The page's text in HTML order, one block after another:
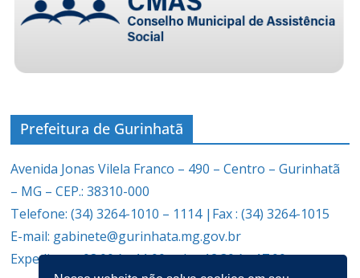
Prefeitura de Gurinhatã
Avenida Jonas Vilela Franco – 490 – Centro – Gurinhatã
– MG – CEP.: 38310-000
Telefone: (34) 3264-1010 – 1114 |Fax : (34) 3264-1015
E-mail: gabinete@gurinhata.mg.gov.br
Expediente: 08:00 às 11:00 e das 12:30 às 17:00